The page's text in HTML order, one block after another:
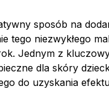
sposób na
tego niezwykłego
Jednym z
dla skóry
do uzyskania